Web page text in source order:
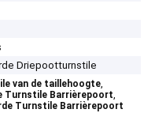
Driepootturnstile
van de taillehoogte,
Turnstile Barrièrepoort,
Turnstile Barrièrepoort